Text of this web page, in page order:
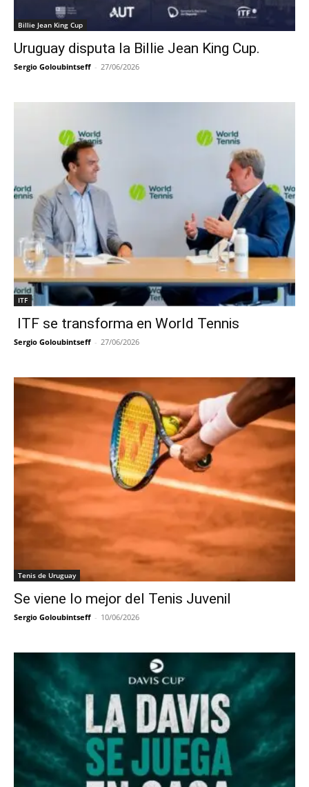
Billie Jean King Cup
Uruguay disputa la Billie Jean King Cup.
Sergio Goloubintseff - 27/06/2026
ITF
ITF se transforma en World Tennis
Sergio Goloubintseff - 27/06/2026
Tenis de Uruguay
Se viene lo mejor del Tenis Juvenil
Sergio Goloubintseff - 10/06/2026